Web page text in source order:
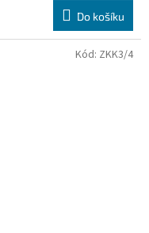
Do košíku
Kód: ZKK3/4